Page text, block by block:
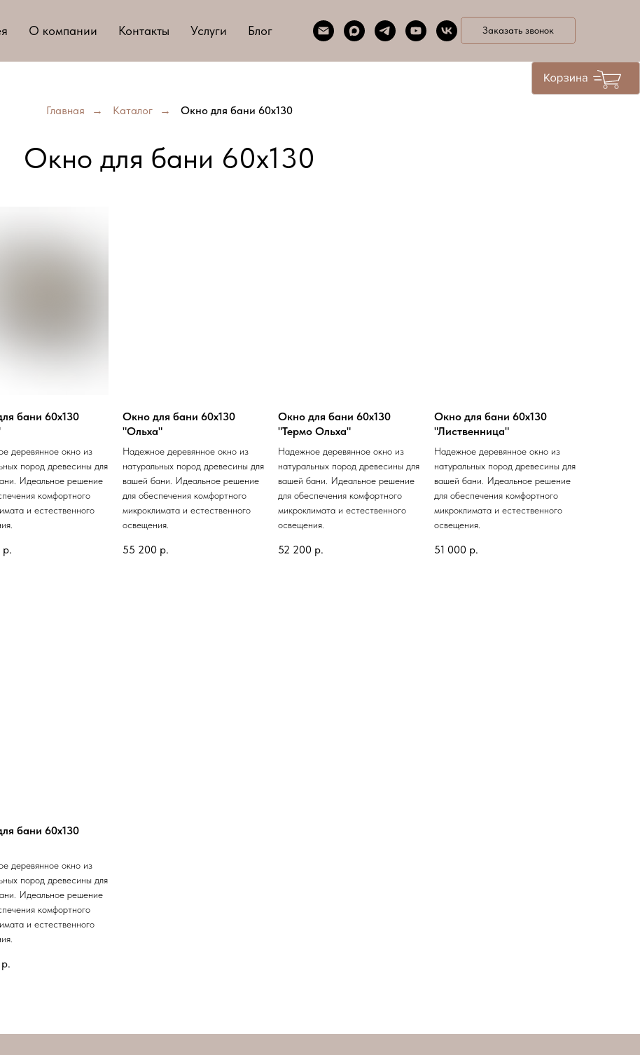
О компании Контакты Услуги Блог Заказать звонок
Главная → Каталог → Окно для бани 60х130
Окно для бани 60х130
бани 60х130
деревянное окно из
пород древесины для
Идеальное решение
комфортного
и естественного
р.
Окно для бани 60х130
"Ольха"
Надежное деревянное окно из
натуральных пород древесины для
вашей бани. Идеальное решение
для обеспечения комфортного
микроклимата и естественного
освещения.
55 200 р.
Окно для бани 60х130
"Термо Ольха"
Надежное деревянное окно из
натуральных пород древесины для
вашей бани. Идеальное решение
для обеспечения комфортного
микроклимата и естественного
освещения.
52 200 р.
Окно для бани 60х130
"Лиственница"
Надежное деревянное окно из
натуральных пород древесины для
вашей бани. Идеальное решение
для обеспечения комфортного
микроклимата и естественного
освещения.
51 000 р.
бани 60х130
деревянное окно из
пород древесины для
Идеальное решение
комфортного
и естественного
р.